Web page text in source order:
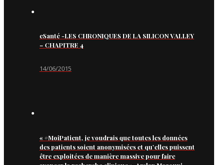
eSanté -LES CHRONIQUES DE LA SILICON VALLEY
– CHAPITRE 4
14/06/2015
« #MoiPatient, je voudrais que toutes les données
des patients soient anonymisées et qu’elles puissent
être exploitées de manière massive pour faire